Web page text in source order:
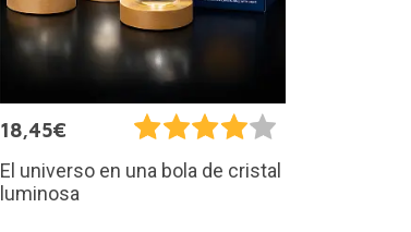
18,45€
El universo en una bola de cristal
luminosa